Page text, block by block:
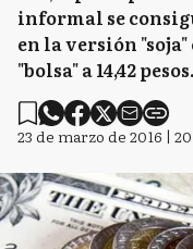
informal se
en la versión
"bolsa" a 14,42 pesos.
23 de marzo de 2016 |